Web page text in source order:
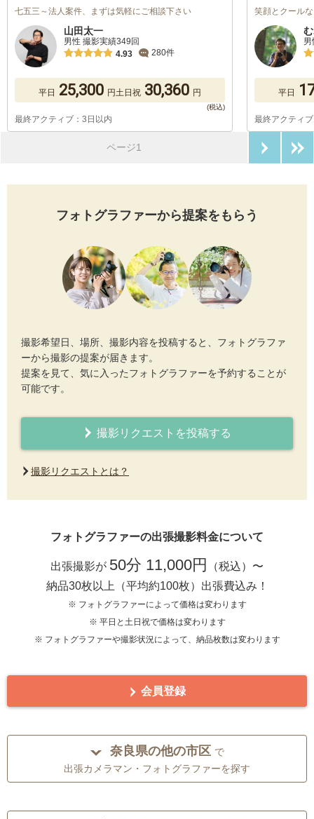
七五三～法人案件、まずは気軽にご相談下さい
山田太一
男性 撮影実績349回
4.93
280件
平日 25,300 円土日祝 30,360 円
最終アクティブ：3日以内
笑顔とクール
平日
最終アクティ
ページ1
フォトグラファーから提案をもらう
撮影希望日、場所、撮影内容を投稿すると、フォトグラファ
ーから撮影の提案が届きます。
提案を見て、気に入ったフォトグラファーを予約することが
可能です。
撮影リクエストを投稿する
撮影リクエストとは？
フォトグラファーの出張撮影料金について
出張撮影が 50分 11,000円
（税込）〜
納品30枚以上（平均約100枚）出張費込み！
※ フォトグラファーによって価格は変わります
※ 平日と土日祝で価格は変わります
※ フォトグラファーや撮影状況によって、納品枚数は変わります
会員登録
奈良県の他の市区 で
出張カメラマン・フォトグラファーを探す